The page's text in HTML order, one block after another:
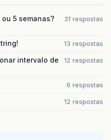
5 semanas?
31 respostas
13 respostas
intervalo de
12 respostas
6 respostas
12 respostas